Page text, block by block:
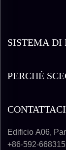
SISTEMA DI
PERCHÉ
CONTATTACI
Edificio A06,
+86-592-